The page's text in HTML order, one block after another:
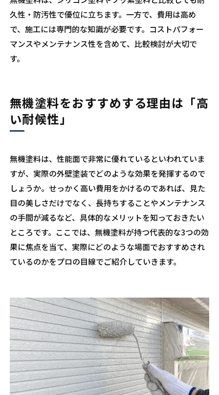
久性・防汚性で優位に立ちます。一方で、費用は高め
で、施工には専門的な知識が必要です。コストパフォー
マンスやメンテナンス性を含めて、比較検討が大切で
す。
無機塗料をおすすめする理由は「高
い耐候性」
無機塗料は、性能面で非常に優れているといわれていま
すが、実際の外壁塗装でどのような効果を発揮するので
しょうか。せっかく高い費用をかけるのであれば、見た
目の美しさだけでなく、長持ちすることやメンテナンス
の手間が減るなど、具体的なメリットを知っておきたい
ところです。ここでは、無機塗料が持つ代表的な3つの効
果に焦点を当て、実際にどのような場面でおすすめされ
ているのかをプロの目線でご紹介していきます。